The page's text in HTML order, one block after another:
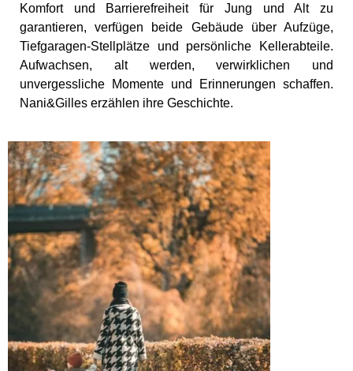
Komfort und Barrierefreiheit für Jung und Alt zu
garantieren, verfügen beide Gebäude über Aufzüge,
Tiefgaragen-Stellplätze und persönliche Kellerabteile.
Aufwachsen, alt werden, verwirklichen und
unvergessliche Momente und Erinnerungen schaffen.
Nani&Gilles erzählen ihre Geschichte.